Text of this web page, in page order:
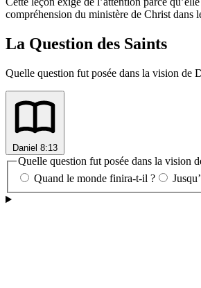
compréhension du ministère de Christ dans
La Question des Saints
Quelle question fut posée dans la vision de
Daniel 8:13
Quelle question fut posée dans la vision
Quand le monde finira-t-il ?